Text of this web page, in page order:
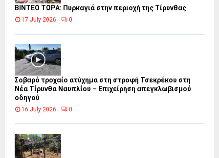
ΒΙΝΤΕΟ ΤΩΡΑ: Πυρκαγιά στην περιοχή της Τίρυνθας
17 July 2026 0
Σοβαρό τροχαίο ατύχημα στη στροφή Τσεκρέκου στη
Νέα Τίρυνθα Ναυπλίου – Επιχείρηση απεγκλωβισμού
οδηγού
16 July 2026 0